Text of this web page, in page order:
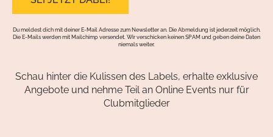
Du meldest dich mit deiner E-Mail Adresse zum Newsletter an. Die Abmeldung ist jederzeit möglich.
Die E-Mails werden mit Mailchimp versendet. Wir verschicken keinen SPAM und geben deine Daten
niemals weiter.
Schau hinter die Kulissen des Labels, erhalte exklusive
Angebote und nehme Teil an Online Events nur für
Clubmitglieder